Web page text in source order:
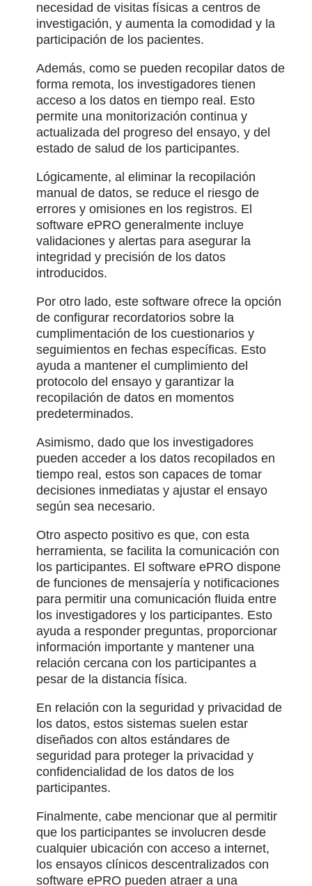
necesidad de visitas físicas a centros de
investigación, y aumenta la comodidad y la
participación de los pacientes.
Además, como se pueden recopilar datos de
forma remota, los investigadores tienen
acceso a los datos en tiempo real. Esto
permite una monitorización continua y
actualizada del progreso del ensayo, y del
estado de salud de los participantes.
Lógicamente, al eliminar la recopilación
manual de datos, se reduce el riesgo de
errores y omisiones en los registros. El
software ePRO generalmente incluye
validaciones y alertas para asegurar la
integridad y precisión de los datos
introducidos.
Por otro lado, este software ofrece la opción
de configurar recordatorios sobre la
cumplimentación de los cuestionarios y
seguimientos en fechas específicas. Esto
ayuda a mantener el cumplimiento del
protocolo del ensayo y garantizar la
recopilación de datos en momentos
predeterminados.
Asimismo, dado que los investigadores
pueden acceder a los datos recopilados en
tiempo real, estos son capaces de tomar
decisiones inmediatas y ajustar el ensayo
según sea necesario.
Otro aspecto positivo es que, con esta
herramienta, se facilita la comunicación con
los participantes. El software ePRO dispone
de funciones de mensajería y notificaciones
para permitir una comunicación fluida entre
los investigadores y los participantes. Esto
ayuda a responder preguntas, proporcionar
información importante y mantener una
relación cercana con los participantes a
pesar de la distancia física.
En relación con la seguridad y privacidad de
los datos, estos sistemas suelen estar
diseñados con altos estándares de
seguridad para proteger la privacidad y
confidencialidad de los datos de los
participantes.
Finalmente, cabe mencionar que al permitir
que los participantes se involucren desde
cualquier ubicación con acceso a internet,
los ensayos clínicos descentralizados con
software ePRO pueden atraer a una